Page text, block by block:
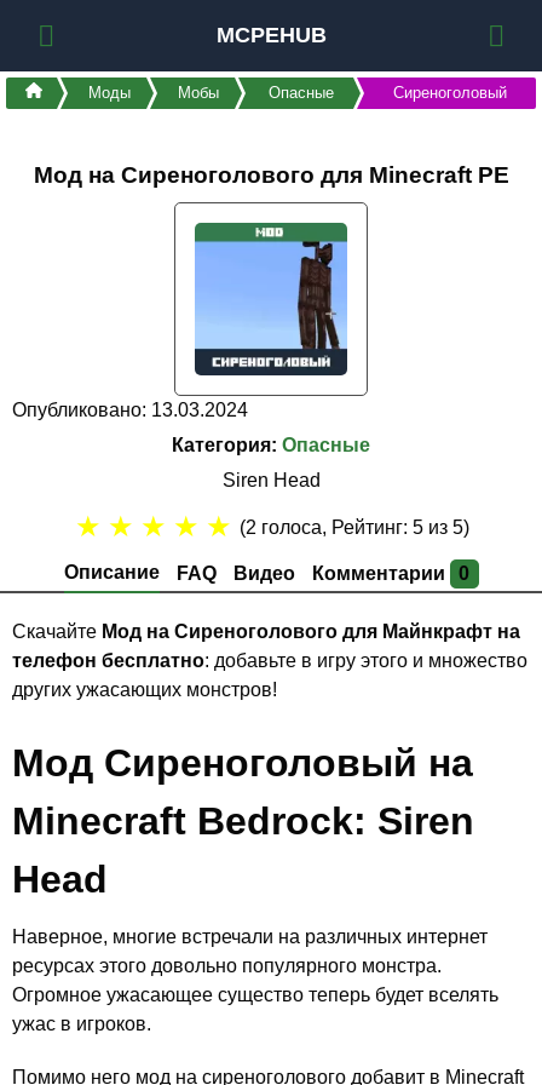
MCPEHUB
Моды Мобы Опасные Сиреноголовый
Мод на Сиреноголового для Minecraft PE
Опубликовано: 13.03.2024
Категория: Опасные
Siren Head
Описание FAQ Видео Комментарии 0
★ ★ ★ ★ ★ (2 голоса, Рейтинг: 5из 5)
Скачайте Мод на Сиреноголового для Майнкрафт на
телефон бесплатно: добавьте в игру этого и множество
других ужасающих монстров!
Мод Сиреноголовый на
Minecraft Bedrock: Siren
Head
Наверное, многие встречали на различных интернет
ресурсах этого довольно популярного монстра.
Огромное ужасающее существо теперь будет вселять
ужас в игроков.
Помимо него мод на сиреноголового добавит в Minecraft